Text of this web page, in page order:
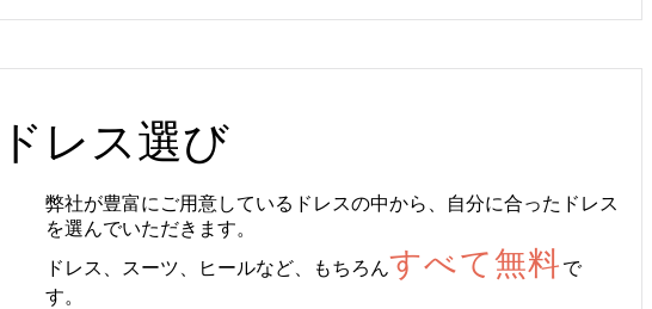
ドレス選び
弊社が豊富にご用意しているドレスの中から、自分に合ったドレス
を選んでいただきます。
ドレス、スーツ、ヒールなど、もちろんすべて無料 で
す。